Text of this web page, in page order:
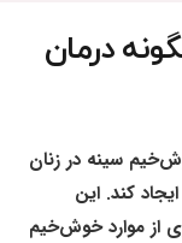
درمان
سینه در زنان
کند. این
از موارد خوش‌خیم